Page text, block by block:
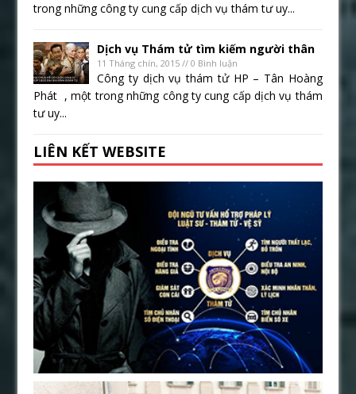
trong những công ty cung cấp dịch vụ thám tư uy...
Dịch vụ Thám tử tìm kiếm người thân
11 Tháng chín, 2015 // 0 Bình luận
Công ty dịch vụ thám tử HP – Tân Hoàng
Phát , một trong những công ty cung cấp dịch vụ thám
tư uy...
LIÊN KẾT WEBSITE